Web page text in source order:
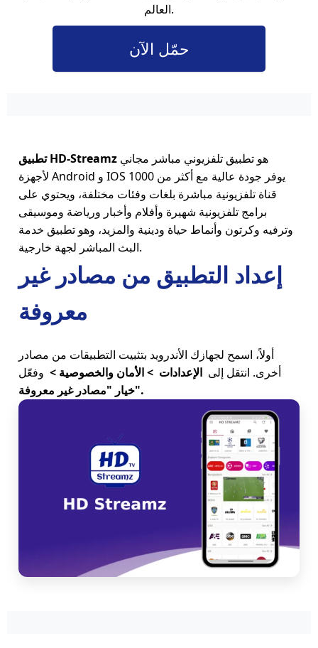
العالم.
حمّل الآن
تطبيقHD-Streamz
لأجهزة Android و IOS يوفر جودة عالية مع أكثر من 1000
قناة تلفزيونية مباشرة بلغات وفئات مختلفة، ويحتوي على
برامج تلفزيونية شهيرة وأفلام وأخبار ورياضة وموسيقى
وترفيه وكرتون وأنماط حياة ودينية والمزيد، وهو تطبيق خدمة
البث المباشر لجهة خارجية.
إعداد التطبيق من مصادر غير
معروفة
أولاً، اسمح لجهازك الأندرويد بتثبيت التطبيقات من مصادر
أخرى. انتقل إلى الإعدادات > الأمان والخصوصية > وفعّل
خيار "مصادر غير معروفة".